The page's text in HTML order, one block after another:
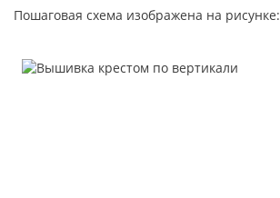
Пошаговая схема изображена на рисунке: